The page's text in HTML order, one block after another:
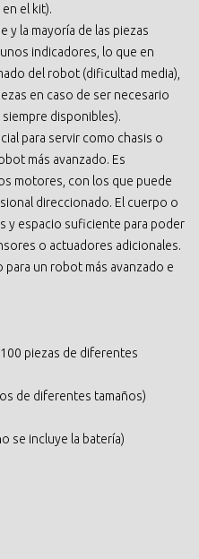
el kit).
y la mayoría de las piezas
indicadores, lo que en
del robot (dificultad media),
en caso de ser necesario
disponibles).
para servir como chasis o
más avanzado. Es
motores, con los que puede
direccionado. El cuerpo o
y espacio suficiente para poder
o actuadores adicionales.
un robot más avanzado e
piezas de diferentes
de diferentes tamaños)
se incluye la batería)